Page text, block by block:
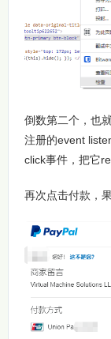
倒数第二个，也
注册的event
click事件，把它
再次点击付款，